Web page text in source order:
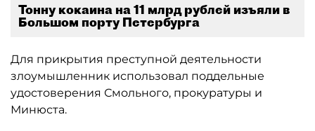
Тонну кокаина на 11 млрд рублей изъяли в
Большом порту Петербурга
Для прикрытия преступной деятельности
злоумышленник использовал поддельные
удостоверения Смольного, прокуратуры и
Минюста.